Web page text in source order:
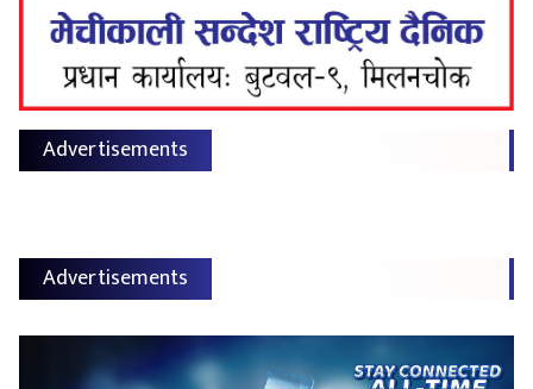
Advertisements
Advertisements